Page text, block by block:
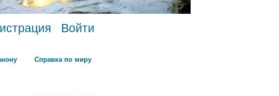
Войти
Справка по миру